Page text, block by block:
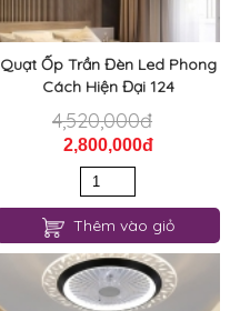
Quạt Ốp Trần Đèn Led Phong
Cách Hiện Đại 124
4,520,000đ
2,800,000đ
Thêm vào giỏ